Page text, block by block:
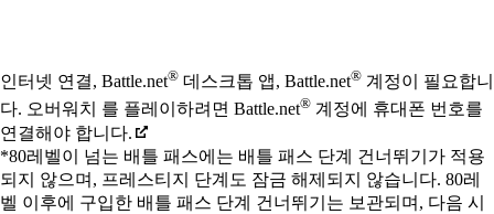
Available actions
인터넷 연결, Battle.net® 데스크톱 앱, Battle.net® 계정이 필요합니
다. 오버워치 를 플레이하려면 Battle.net® 계정에 휴대폰 번호를
연결해야 합니다.
*80레벨이 넘는 배틀 패스에는 배틀 패스 단계 건너뛰기가 적용
되지 않으며, 프레스티지 단계도 잠금 해제되지 않습니다. 80레
벨 이후에 구입한 배틀 패스 단계 건너뛰기는 보관되며, 다음 시